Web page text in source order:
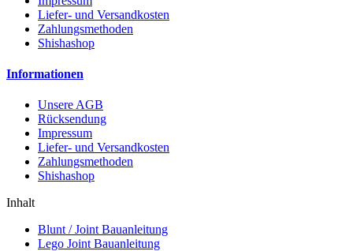
Liefer- und Versandkosten
Zahlungsmethoden
Shishashop
Informationen
Unsere AGB
Rücksendung
Impressum
Liefer- und Versandkosten
Zahlungsmethoden
Shishashop
Inhalt
Blunt / Joint Bauanleitung
Lego Joint Bauanleitung